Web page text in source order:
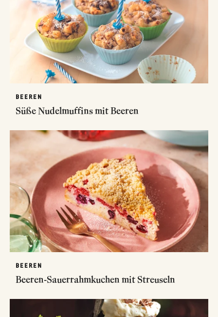
BEEREN
Süße Nudelmuffins mit Beeren
BEEREN
Beeren-Sauerrahmkuchen mit Streuseln